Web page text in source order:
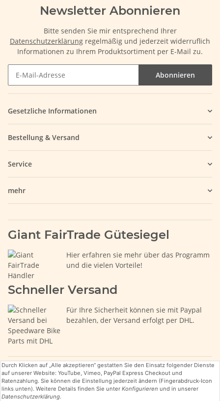
Newsletter Abonnieren
Bitte senden Sie mir entsprechend Ihrer
Datenschutzerklärung regelmäßig und jederzeit widerruflich
Informationen zu Ihrem Produktsortiment per E-Mail zu.
Abonnieren
Gesetzliche Informationen
Bestellung & Versand
Service
mehr
Giant FairTrade Gütesiegel
Hier erfahren sie mehr über das Programm
und die vielen Vorteile!
Schneller Versand
Für Ihre Sicherheit können sie mit Paypal
bezahlen, der Versand erfolgt per DHL.
Durch Klicken auf „Alle akzeptieren“ gestatten Sie den Einsatz folgender Dienste
auf unserer Website: YouTube, Vimeo, PayPal Express Checkout und
Ratenzahlung. Sie können die Einstellung jederzeit ändern (Fingerabdruck-Icon
links unten). Weitere Details finden Sie unter Konfigurieren und in unserer
Datenschutzerklärung.